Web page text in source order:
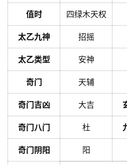
值时 四绿木天权
太乙九神 招摇
太乙类型 安神
奇门 天辅
奇门吉凶 大吉
奇门八门 杜
奇门阴阳 阳